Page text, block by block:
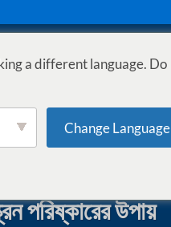
পরিষ্কারের উপায়
a different language. Do
Change Language